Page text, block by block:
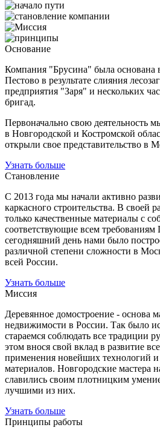
Основание
Компания "Брусина" была основана
Пестово в результате слияния
предприятия "Заря" и нескольких
бригад.
Первоначально свою деятельность
в Новгородской и Костромской
открыли свое представительство в
Узнать больше
Становление
С 2013 года мы начали активно
каркасного строительства. В своей
только качественные материалы с
соответствующие всем
сегодняшний день нами было
различной степени сложности в
всей России.
Узнать больше
Миссия
Деревянное домостроение - основа
недвижимости в России. Так было
стараемся соблюдать все традиции
этом внося свой вклад в развитие
применения новейших технологий
материалов. Новгородские мастера
славились своим плотницким
лучшими из них.
Узнать больше
Принципы работы